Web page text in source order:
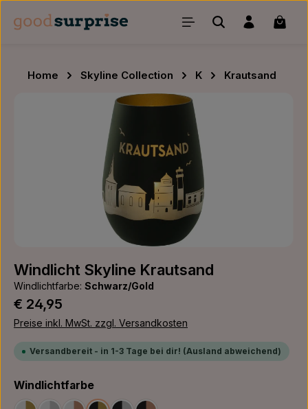
Zum Hauptinhalt springen
Home Skyline Collection K
Krautsand
Bildergalerie überspringen
Windlicht Skyline Krautsand
Windlichtfarbe: Schwarz/Gold
Regulärer Preis:
€ 24,95
Preise inkl. MwSt. zzgl. Versandkosten
Versandbereit - in 1-3 Tage bei dir! (Ausland abweichend)
Windlichtfarbeauswählen